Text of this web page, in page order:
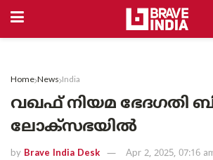
Home News India
വഖഫ് നിയമ ഭേദഗതി
ലോക്സഭയില്‍
by Brave India Desk Apr 2, 2025, 07:16